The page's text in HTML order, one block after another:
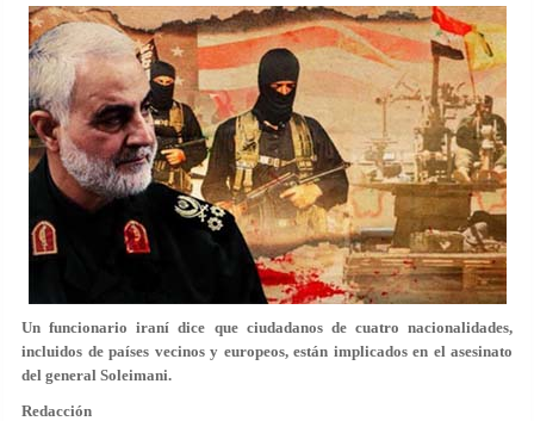
Un funcionario iraní dice que ciudadanos de cuatro nacionalidades,
incluidos de países vecinos y europeos, están implicados en el asesinato
del general Soleimani.
Redacción